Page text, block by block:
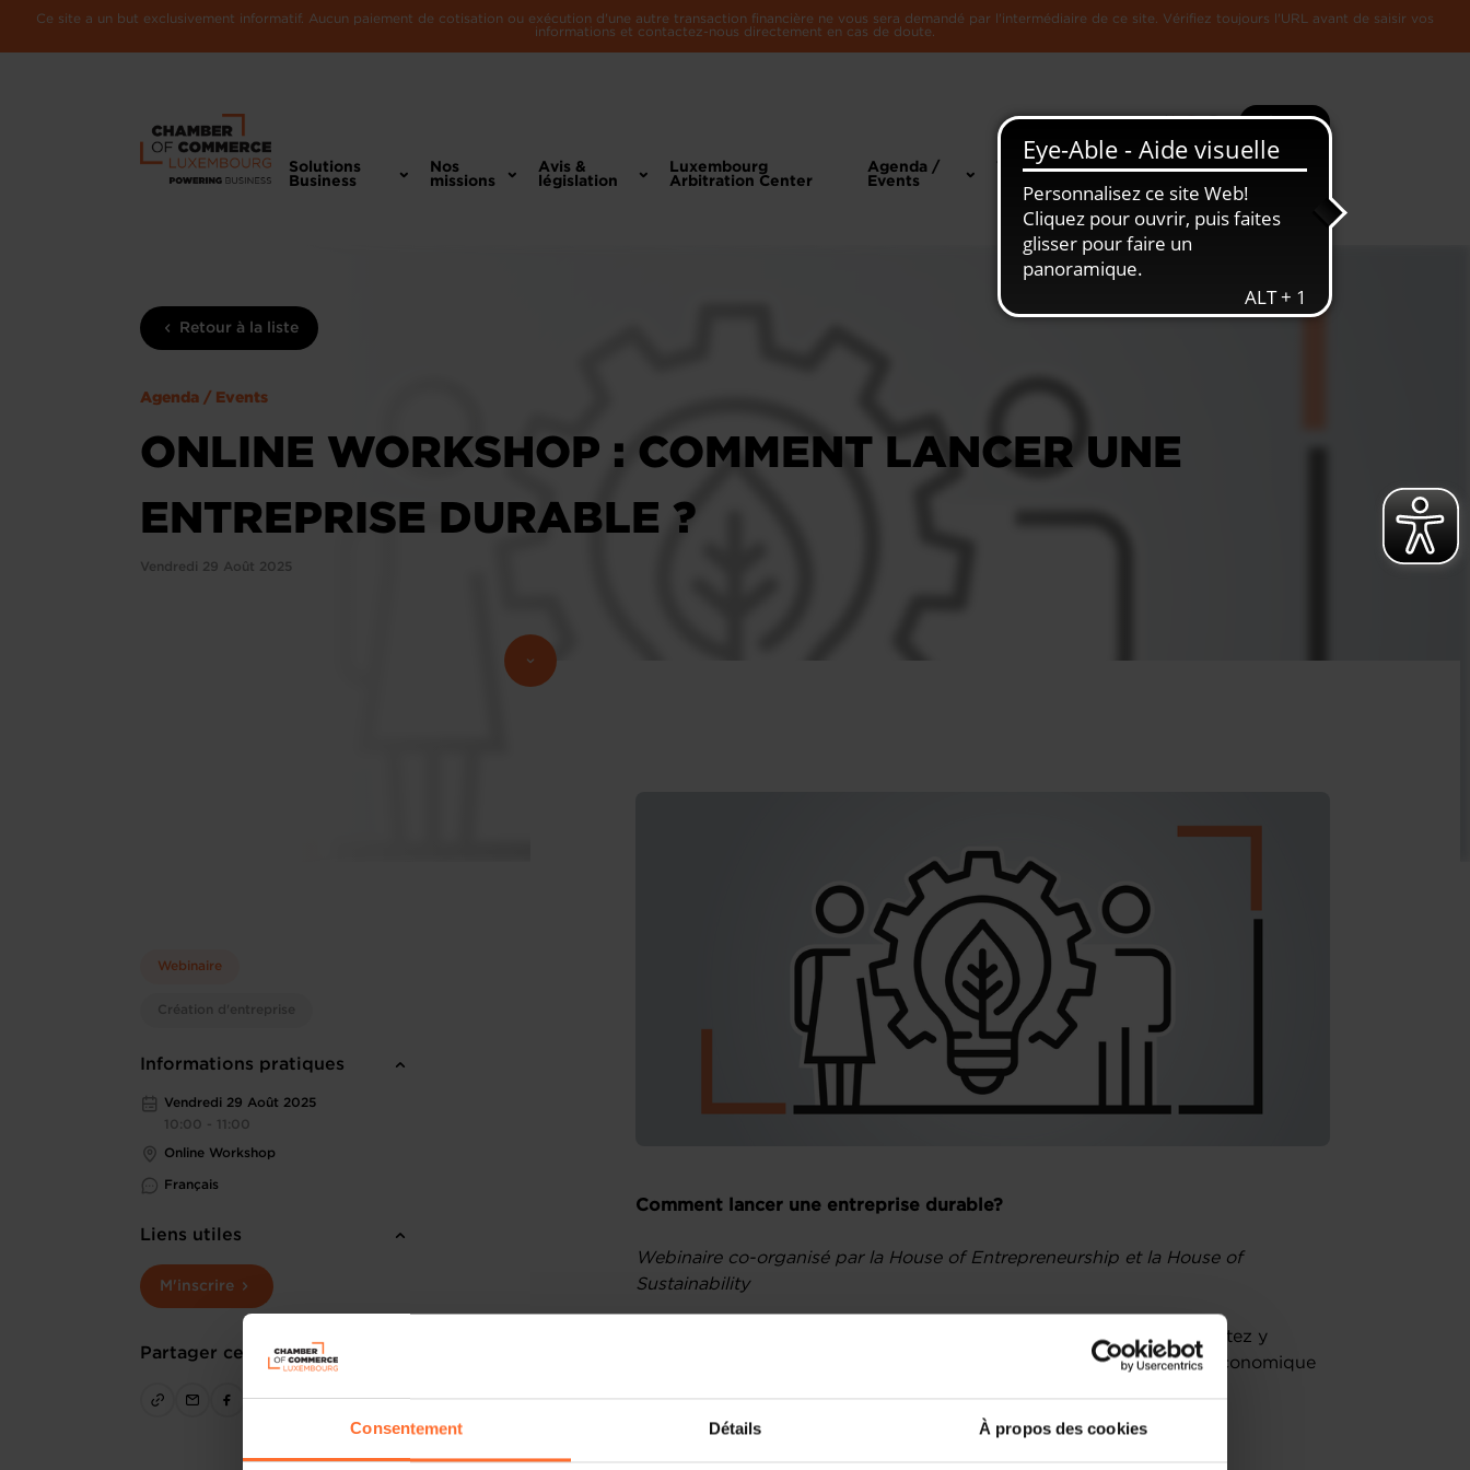
Consentement Détails À propos des cookies
Ce site a un but exclusivement informatif. Aucun paiement de cotisation ou exécution d'une autre transaction financière ne vous sera demandé par l'intermédiaire de ce site. Vérifiez toujours l'URL avant de saisir vos
informations et contactez-nous directement en cas de doute.
Recherche Plus
Solutions
Business
Nos
missions
Avis &
législation
Luxembourg
Arbitration Center
Agenda /
Events
Toute
L'Economie
Retour à la liste
Agenda / Events
ONLINE WORKSHOP : COMMENT LANCER UNE
ENTREPRISE DURABLE ?
Vendredi 29 Août 2025
Webinaire
Création d'entreprise
Informations pratiques
Vendredi 29 Août 2025
10:00 - 11:00
Online Workshop
Français
Liens utiles
M'inscrire
Partager cet article
Comment lancer une entreprise durable?
Webinaire co-organisé par la House of Entrepreneurship et la House of
Sustainability
Vous développez un projet entrepreneurial au Luxembourg et souhaitez y
intégrer des dimensions durables tout en assurant sa performance économique